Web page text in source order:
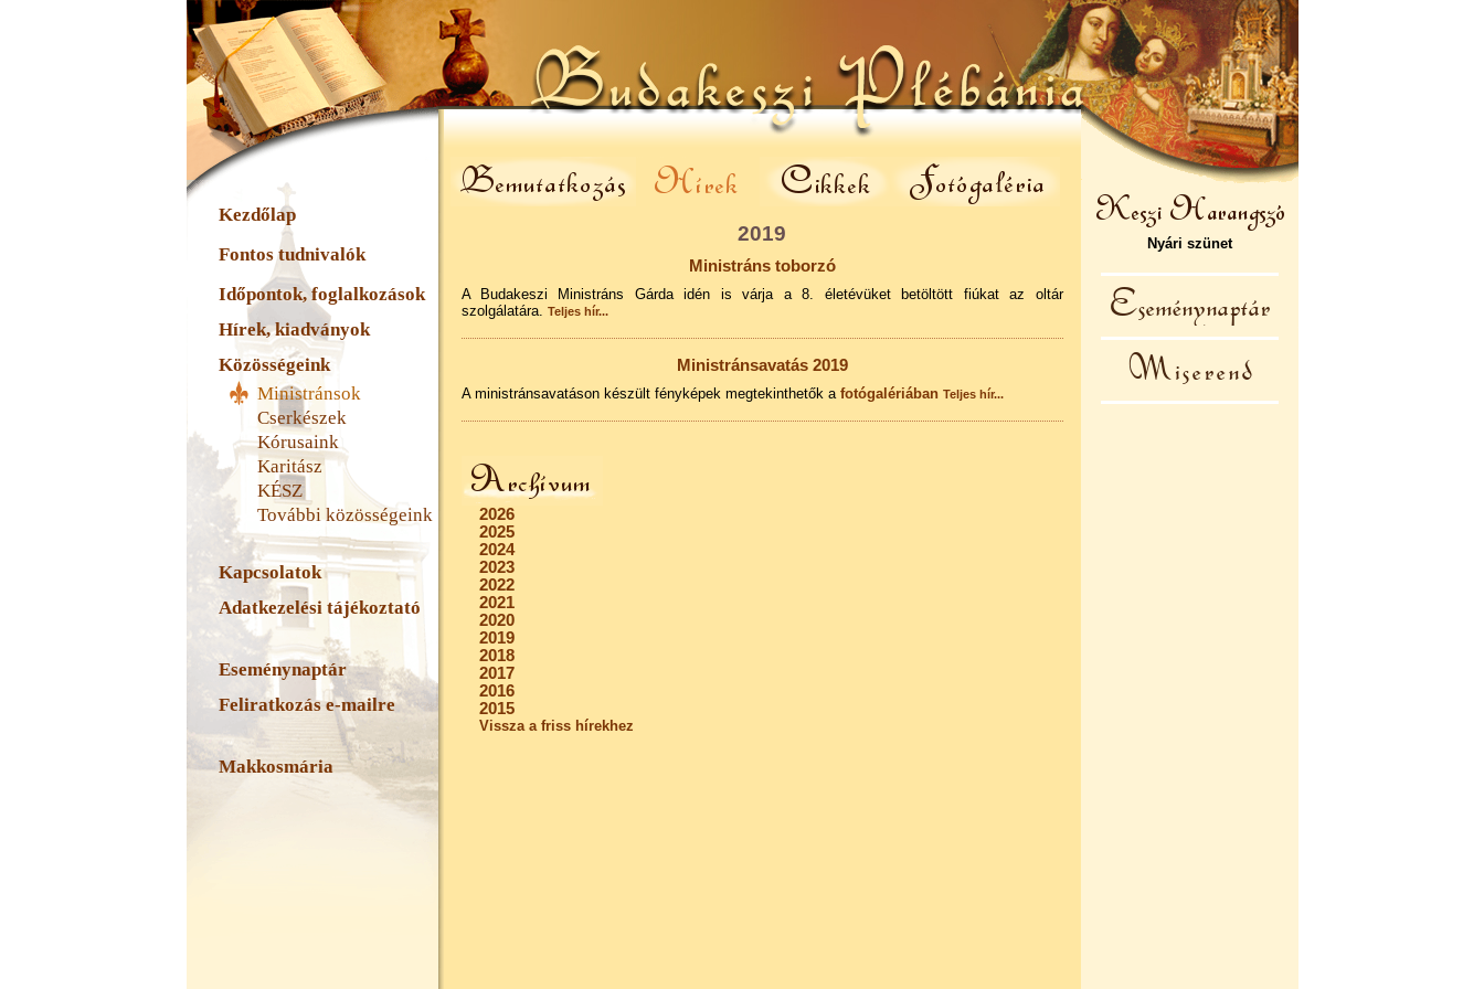
Kezdőlap
Fontos tudnivalók
Időpontok, foglalkozások
Hírek, kiadványok
Közösségeink
Ministránsok
Cserkészek
Kórusaink
Karitász
KÉSZ
További közösségeink
Kapcsolatok
Adatkezelési tájékoztató
Eseménynaptár
Feliratkozás e-mailre
Makkosmária
2019
Ministráns toborzó
A Budakeszi Ministráns Gárda idén is várja a 8. életévüket betöltött fiúkat az oltár
szolgálatára. Teljes hír...
Ministránsavatás 2019
A ministránsavatáson készült fényképek megtekinthetők a fotógalériában Teljes hír...
2026
2025
2024
2023
2022
2021
2020
2019
2018
2017
2016
2015
Vissza a friss hírekhez
Nyári szünet